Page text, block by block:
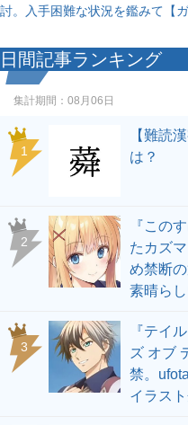
討。入手困難な状況を鑑みて【
日間記事ランキング
集計期間： 08月06日
1
【難読
は？
2
『この
たカズ
め禁断
素晴ら
3
『テイ
ズ オブ
禁。
イラス